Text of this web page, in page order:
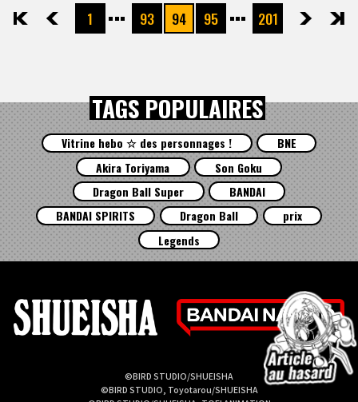
先頭 前へ1 93 94 95 201次へ最後
TAGS POPULAIRES
Vitrine hebo ☆ des personnages !
BNE
Akira Toriyama
Son Goku
Dragon Ball Super
BANDAI
BANDAI SPIRITS
Dragon Ball
prix
Legends
©BIRD STUDIO/SHUEISHA
©BIRD STUDIO, Toyotarou/SHUEISHA